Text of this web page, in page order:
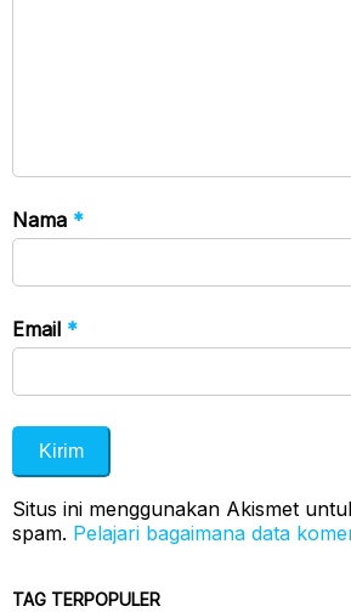
Nama *
Email *
Situs ini menggunakan Akismet
spam. Pelajari bagaimana data
TAG TERPOPULER